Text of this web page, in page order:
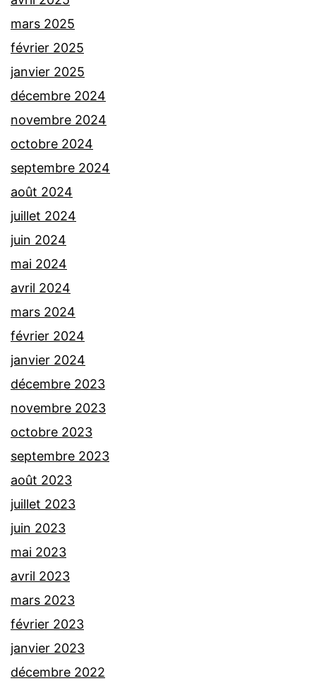
mars 2025
février 2025
janvier 2025
décembre 2024
novembre 2024
octobre 2024
septembre 2024
août 2024
juillet 2024
juin 2024
mai 2024
avril 2024
mars 2024
février 2024
janvier 2024
décembre 2023
novembre 2023
octobre 2023
septembre 2023
août 2023
juillet 2023
juin 2023
mai 2023
avril 2023
mars 2023
février 2023
janvier 2023
décembre 2022